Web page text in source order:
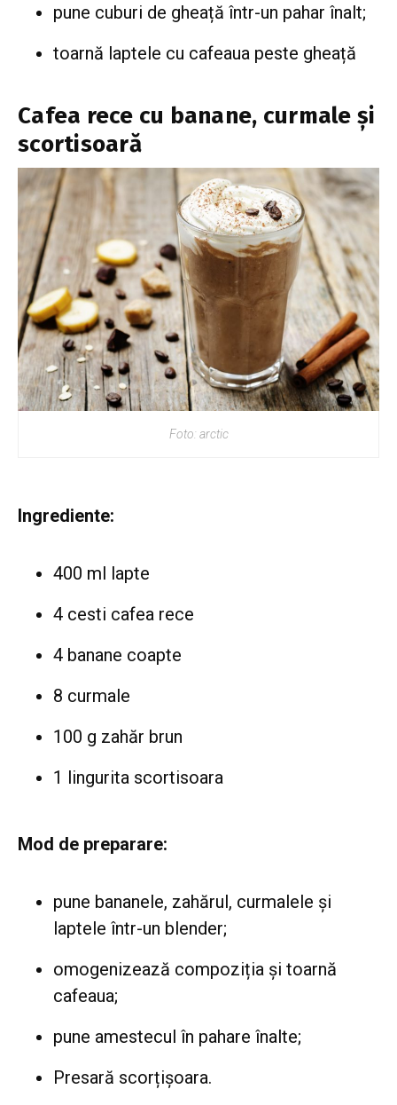
pune cuburi de gheață într-un pahar înalt;
toarnă laptele cu cafeaua peste gheață
Cafea rece cu banane, curmale și
scortisoară
Foto: arctic
Ingrediente:
400 ml lapte
4 cesti cafea rece
4 banane coapte
8 curmale
100 g zahăr brun
1 lingurita scortisoara
Mod de preparare:
pune bananele, zahărul, curmalele și
laptele într-un blender;
omogenizează compoziția și toarnă
cafeaua;
pune amestecul în pahare înalte;
Presară scorțișoara.